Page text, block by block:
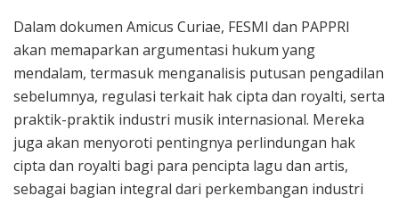
Dalam dokumen Amicus Curiae, FESMI dan PAPPRI
akan memaparkan argumentasi hukum yang
mendalam, termasuk menganalisis putusan pengadilan
sebelumnya, regulasi terkait hak cipta dan royalti, serta
praktik-praktik industri musik internasional. Mereka
juga akan menyoroti pentingnya perlindungan hak
cipta dan royalti bagi para pencipta lagu dan artis,
sebagai bagian integral dari perkembangan industri